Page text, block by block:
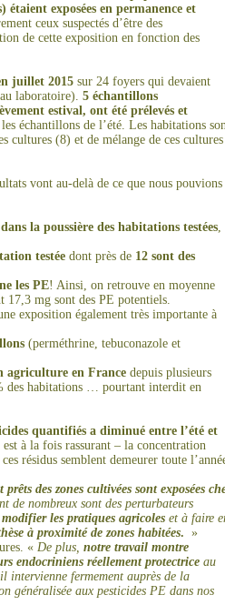
étaient exposées en permanence et
ceux suspectés d’être des
de cette exposition en fonction des
juillet 2015 sur 24 foyers qui devaient
laboratoire). 5 échantillons
estival, ont été prélevés et
échantillons de l’été. Les habitations
cultures (8) et de mélange de ces cultures
vont au-delà de ce que nous pouvions
la poussière des habitations testées,
testée dont près de 12 sont des
ne les PE! Ainsi, on retrouve en moyenne
17,3 mg sont des PE potentiels.
exposition également très importante à
(perméthrine, tebuconazole et
agriculture en France depuis plusieurs
des habitations … pourtant interdit en
quantifiés a diminué entre l’été et
est à la fois rassurant – la concentration
résidus semblent demeurer toute
prêts des zones cultivées sont exposées
de nombreux sont des perturbateurs
les pratiques agricoles et à faire
à proximité de zones habitées. »
« De plus, notre travail montre
endocriniens réellement protectrice au
intervienne fermement auprès de la
généralisée aux pesticides PE dans nos